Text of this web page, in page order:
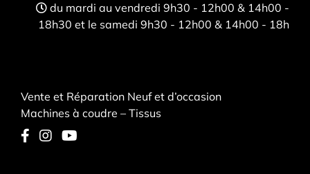
du mardi au vendredi 9h30 - 12h00 & 14h00 -
18h30 et le samedi 9h30 - 12h00 & 14h00 - 18h
Vente et Réparation Neuf et d’occasion
Machines à coudre – Tissus